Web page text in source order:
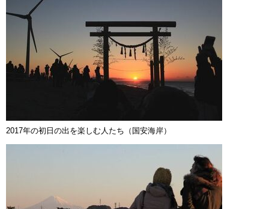
2017年の初日の出を楽しむ人たち（国安海岸）